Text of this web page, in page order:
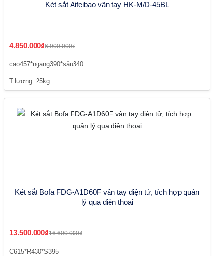
Két sắt Aifeibao vân tay HK-M/D-45BL
4.850.000₫6.900.000₫
cao457*ngang390*sâu340
T.lượng: 25kg
Két sắt Bofa FDG-A1D60F vân tay điện tử, tích hợp quản
lý qua điện thoại
13.500.000₫16.600.000₫
C615*R430*S395